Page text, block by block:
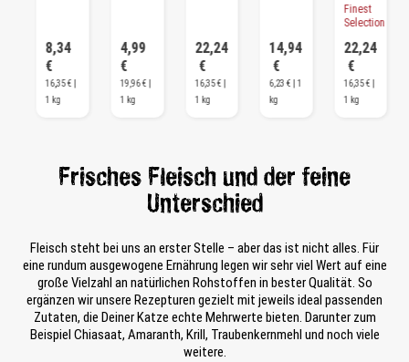
8,34
€
16,35 € |
1 kg
4,99
€
19,96 € |
1 kg
22,24
€
16,35 € |
1 kg
14,94
€
6,23 € | 1
kg
Finest
Selection
22,24
€
16,35 € |
1 kg
Frisches Fleisch und der feine
Unterschied
Fleisch steht bei uns an erster Stelle – aber das ist nicht alles. Für
eine rundum ausgewogene Ernährung legen wir sehr viel Wert auf eine
große Vielzahl an natürlichen Rohstoffen in bester Qualität. So
ergänzen wir unsere Rezepturen gezielt mit jeweils ideal passenden
Zutaten, die Deiner Katze echte Mehrwerte bieten. Darunter zum
Beispiel Chiasaat, Amaranth, Krill, Traubenkernmehl und noch viele
weitere.